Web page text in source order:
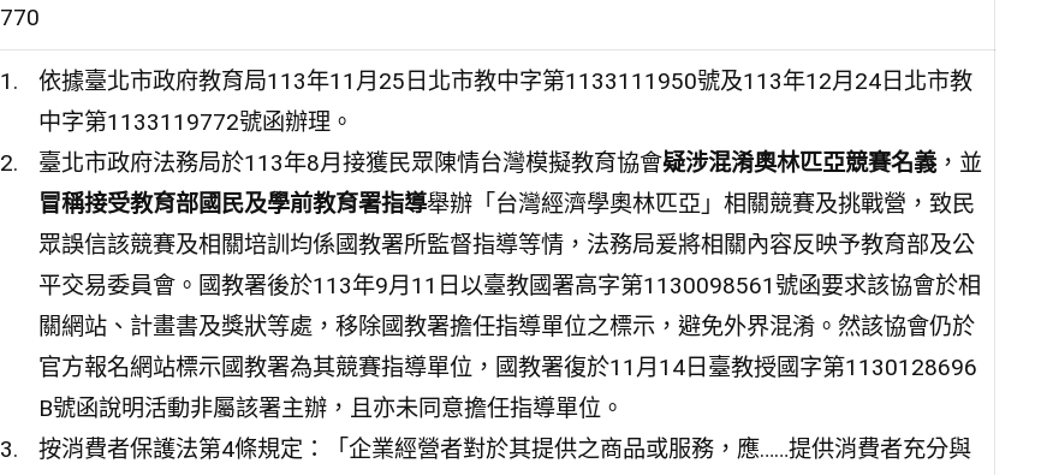
770
依據臺北市政府教育局113年11月25日北市教中字第1133111950號及113年12月24日北市教
中字第1133119772號函辦理。
臺北市政府法務局於113年8月接獲民眾陳情台灣模擬教育協會疑涉混淆奧林匹亞競賽名義 ，並
冒稱接受教育部國民及學前教育署指導舉辦「台灣經濟學奧林匹亞」相關競賽及挑戰營，致民
眾誤信該競賽及相關培訓均係國教署所監督指導等情，法務局爰將相關內容反映予教育部及公
平交易委員會。國教署後於113年9月11日以臺教國署高字第1130098561號函要求該協會於相
關網站、計畫書及獎狀等處，移除國教署擔任指導單位之標示，避免外界混淆。然該協會仍於
官方報名網站標示國教署為其競賽指導單位，國教署復於11月14日臺教授國字第1130128696
B號函說明活動非屬該署主辦，且亦未同意擔任指導單位。
按消費者保護法第4條規定：「企業經營者對於其提供之商品或服務，應……提供消費者充分與